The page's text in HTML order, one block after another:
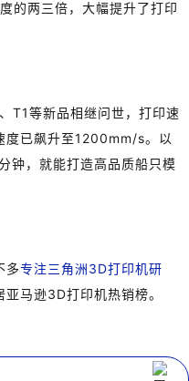
的两三倍，大幅提升了打印
T1等新品相继问世，打印速
度已飙升至1200mm/s。以
钟，就能打造高品质船只模
多专注三角洲3D打印机研
亚马逊3D打印机热销榜。